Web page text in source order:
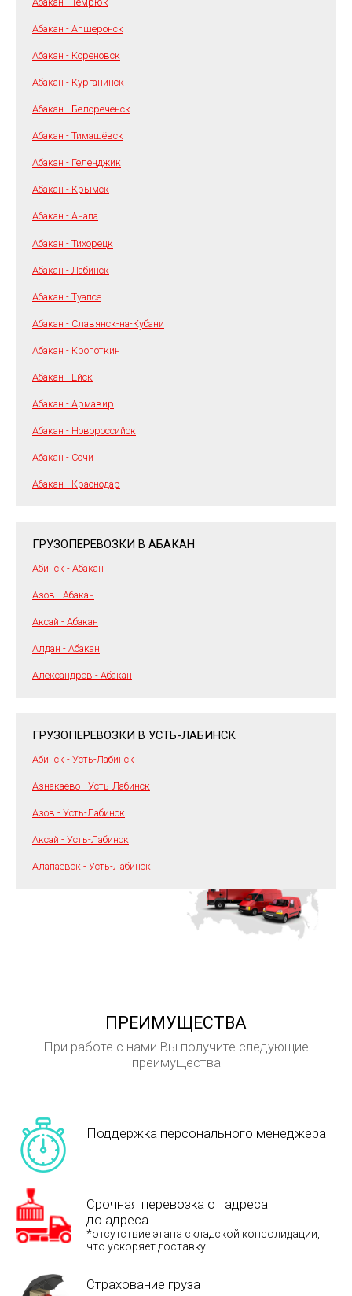
Абакан - Апшеронск
Абакан - Кореновск
Абакан - Курганинск
Абакан - Белореченск
Абакан - Тимашёвск
Абакан - Геленджик
Абакан - Крымск
Абакан - Анапа
Абакан - Тихорецк
Абакан - Лабинск
Абакан - Туапсе
Абакан - Славянск-на-Кубани
Абакан - Кропоткин
Абакан - Ейск
Абакан - Армавир
Абакан - Новороссийск
Абакан - Сочи
Абакан - Краснодар
ГРУЗОПЕРЕВОЗКИ В АБАКАН
Абинск - Абакан
Азов - Абакан
Аксай - Абакан
Алдан - Абакан
Александров - Абакан
ГРУЗОПЕРЕВОЗКИ В УСТЬ-ЛАБИНСК
Абинск - Усть-Лабинск
Азнакаево - Усть-Лабинск
Азов - Усть-Лабинск
Аксай - Усть-Лабинск
Алапаевск - Усть-Лабинск
ПРЕИМУЩЕСТВА
При работе с нами Вы получите следующие
преимущества
Поддержка персонального менеджера
Срочная перевозка от адреса
до адреса.
*отсутствие этапа складской консолидации,
что ускоряет доставку
Страхование груза